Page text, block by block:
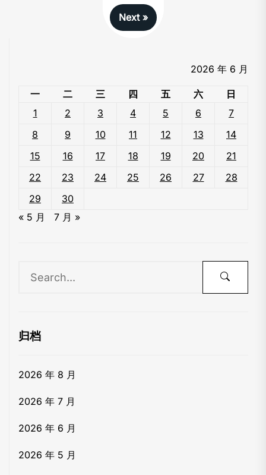
Next »
2026 年 6 月
一 二 三 四 五 六
日
1
2 3 4 5 6
7
8
9 10 11 12 13
14
15
16 17 18 19 20
21
22
23 24 25 26 27
28
29
30
« 5 月
7 月 »
归档
2026 年 8 月
2026 年 7 月
2026 年 6 月
2026 年 5 月